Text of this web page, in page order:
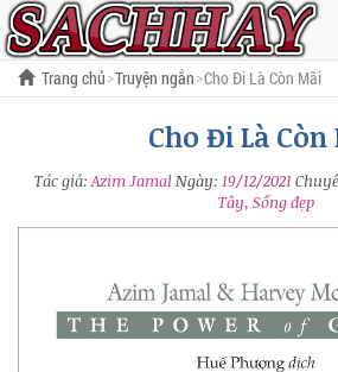
Trang chủ Truyện ngắn Cho Đi Là Còn Mãi
Cho Đi Là Còn
Tác giả:Azim JamalNgày: 19/12/2021
Tây, Sống đẹp